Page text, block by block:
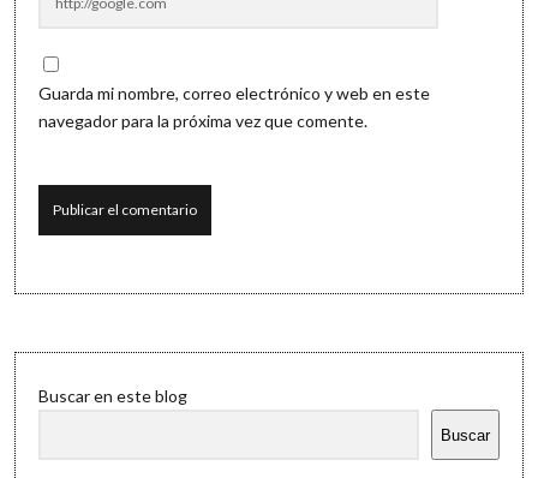
Guarda mi nombre, correo electrónico y web en este
navegador para la próxima vez que comente.
Sidebar
Buscar en este blog
Buscar